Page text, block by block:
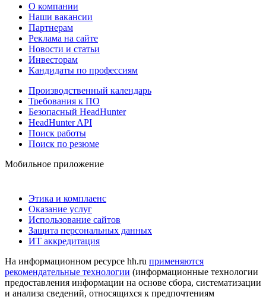
О компании
Наши вакансии
Партнерам
Реклама на сайте
Новости и статьи
Инвесторам
Кандидаты по профессиям
Производственный календарь
Требования к ПО
Безопасный HeadHunter
HeadHunter API
Поиск работы
Поиск по резюме
Мобильное приложение
Этика и комплаенс
Оказание услуг
Использование сайтов
Защита персональных данных
ИТ аккредитация
На информационном ресурсе hh.ru применяются
рекомендательные технологии (информационные технологии
предоставления информации на основе сбора, систематизации
и анализа сведений, относящихся к предпочтениям